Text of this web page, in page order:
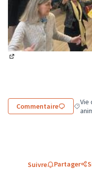
Commentaire
Vie
Suivre Partager